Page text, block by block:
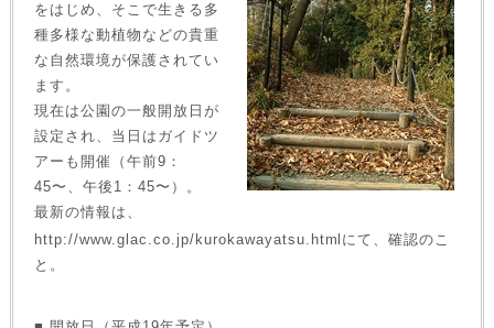
をはじめ、そこで生きる多
種多様な動植物などの貴重
な自然環境が保護されてい
ます。
現在は公園の一般開放日が
設定され、当日はガイドツ
アーも開催（午前9：
45〜、午後1：45〜）。
最新の情報は、
http://www.glac.co.jp/kurokawayatsu.htmlにて、確認のこ
と。